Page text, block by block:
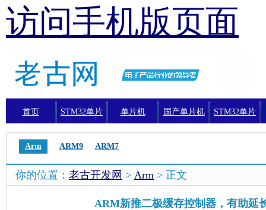
访问手机版页面
首页 STM32单片 单片机 国产单片机 STM32单片
Arm
ARM9 ARM7
你的位置： 老古开发网 > Arm > 正文
ARM新推二极缓存控制器，有助延